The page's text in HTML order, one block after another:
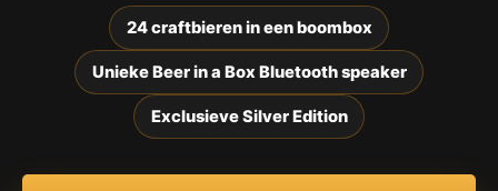
24 craftbieren in een boombox
Unieke Beer in a Box Bluetooth speaker
Exclusieve Silver Edition